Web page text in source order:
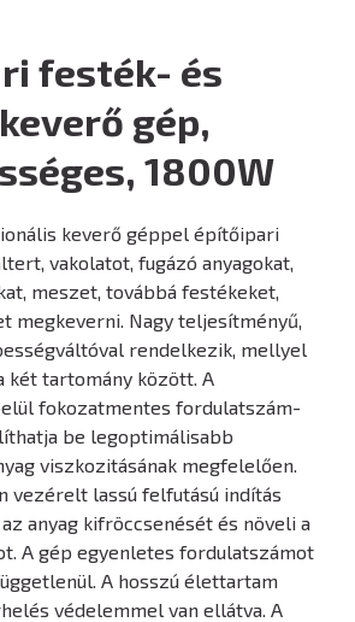
festék- és
gép,
1800W
keverő géppel építőipari
vakolatot, fugázó anyagokat,
meszet, továbbá festékeket,
megkeverni. Nagy teljesítményű,
rendelkezik, mellyel
két tartomány között. A
fokozatmentes fordulatszám-
be legoptimálisabb
viszkozitásának megfelelően.
vezérelt lassú felfutású indítás
anyag kifröccsenését és növeli a
A gép egyenletes fordulatszámot
A hosszú élettartam
védelemmel van ellátva. A